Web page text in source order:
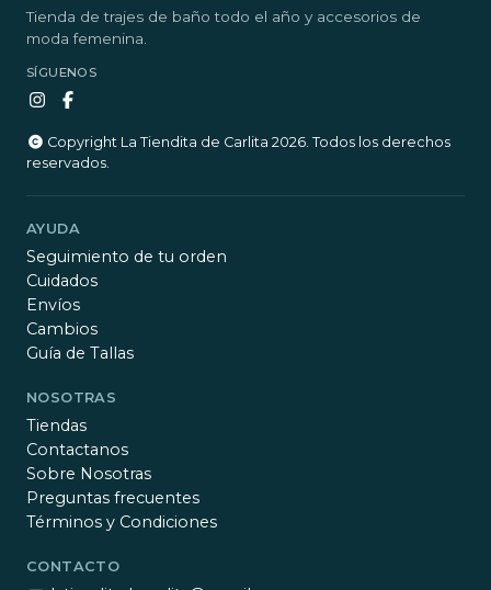
Tienda de trajes de baño todo el año y accesorios de
moda femenina.
SÍGUENOS
Copyright La Tiendita de Carlita 2026. Todos los derechos
reservados.
AYUDA
Seguimiento de tu orden
Cuidados
Envíos
Cambios
Guía de Tallas
NOSOTRAS
Tiendas
Contactanos
Sobre Nosotras
Preguntas frecuentes
Términos y Condiciones
CONTACTO